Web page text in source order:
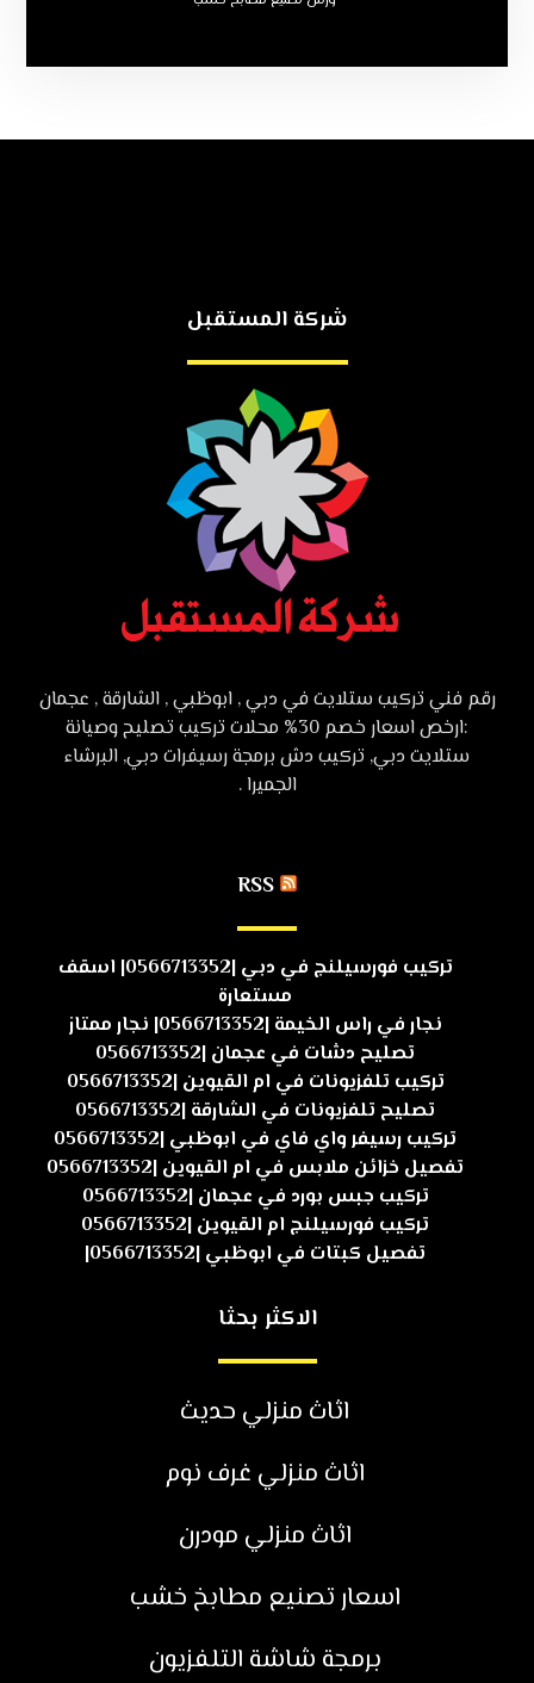
شركة المستقبل
رقم فني تركيب ستلايت في دبي , ابوظبي , الشارقة , عجمان
:ارخص اسعار خصم 30% محلات تركيب تصليح وصيانة
ستلايت دبي, تركيب دش برمجة رسيفرات دبي, البرشاء
الجميرا .
RSS
تركيب فورسيلنج في دبي |0566713352| اسقف
مستعارة
نجار في راس الخيمة |0566713352| نجار ممتاز
تصليح دشات في عجمان |0566713352
تركيب تلفزيونات في ام القيوين |0566713352
تصليح تلفزيونات في الشارقة |0566713352
تركيب رسيفر واي فاي في ابوظبي |0566713352
تفصيل خزائن ملابس في ام القيوين |0566713352
تركيب جبس بورد في عجمان |0566713352
تركيب فورسيلنج ام القيوين |0566713352
تفصيل كبتات في ابوظبي |0566713352|
الاكثر بحثا
اثاث منزلي حديث
اثاث منزلي غرف نوم
اثاث منزلي مودرن
اسعار تصنيع مطابخ خشب
برمجة شاشة التلفزيون